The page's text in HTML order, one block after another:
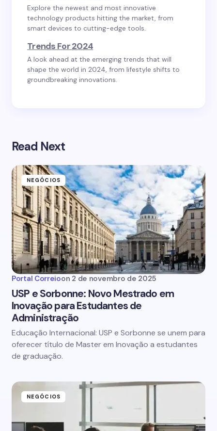
Explore the newest and most innovative
technology products hitting the market, from
smart devices to cutting-edge tools.
Trends For 2024
A look ahead at the emerging trends that will
shape the world in 2024, from lifestyle shifts to
groundbreaking innovations.
Read Next
NEGÓCIOS
Portal Correioon 2 de novembro de 2025
USP e Sorbonne: Novo Mestrado em
Inovação para Estudantes de
Administração
Educação Internacional: USP e Sorbonne se unem para
oferecer título de Master em Inovação a estudantes
de graduação.
NEGÓCIOS